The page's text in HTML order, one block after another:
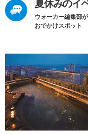
夏休みのイ
ウォーカー編集部
おでかけスポット